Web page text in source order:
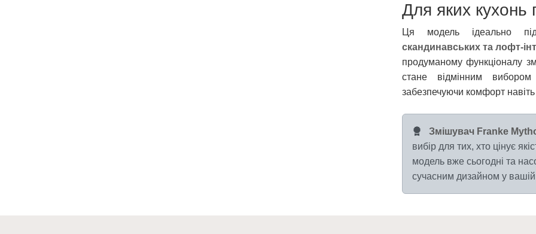
Для яких кухонь
Ця модель ідеально
скандинавських та лофт-
продуманому функціоналу
стане відмінним
забезпечуючи комфорт
Змішувач Franke
вибір для тих, хто цінує
модель вже сьогодні та
сучасним дизайном у вашій